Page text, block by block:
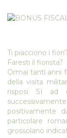
Ti piacciono i
Faresti il fiorista?
Ormai tanti anni
della visita
risposi SI ad
positivamente
particolare
grossolano